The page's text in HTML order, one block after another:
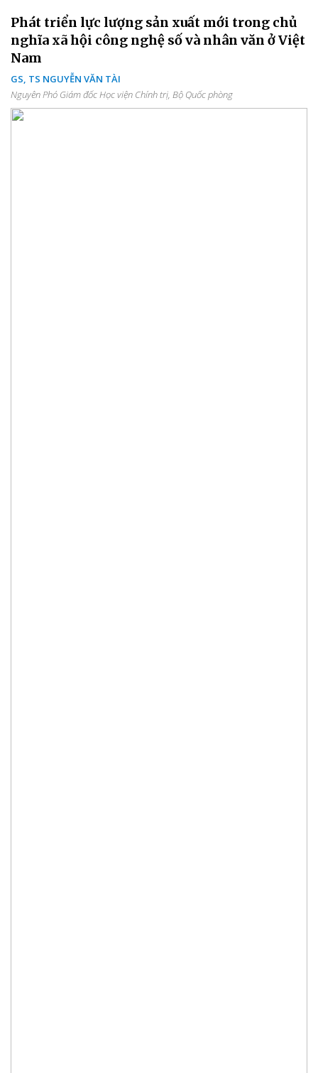
Phát triển lực lượng sản xuất mới trong chủ
nghĩa xã hội công nghệ số và nhân văn ở Việt
Nam
GS, TS NGUYỄN VĂN TÀI
Nguyên Phó Giám đốc Học viện Chính trị, Bộ Quốc phòng